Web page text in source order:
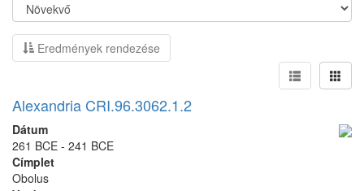
Eredmények rendezése
Alexandria CRI.96.3062.1.2
Dátum
261 BCE - 241 BCE
Címplet
Obolus